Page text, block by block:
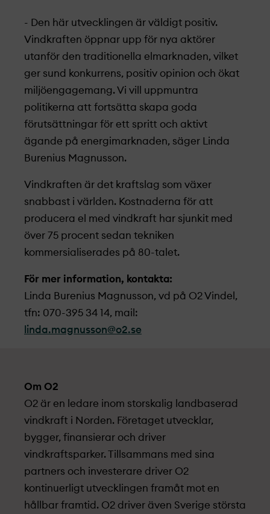
- Den här utvecklingen är väldigt positiv.
Vindkraften öppnar upp för nya aktörer
utanför den traditionella elmarknaden, vilket
ger sund konkurrens, positiv opinion och ökat
miljöengagemang. Vi vill uppmuntra
politikerna att fortsätta skapa goda
förutsättningar för ett spritt och aktivt
ägande på energimarknaden, säger Linda
Burenius Magnusson.
Vindkraften är det kraftslag som växer
snabbast i världen. Kostnaderna för att
producera el med vindkraft har sjunkit med
över 75 procent sedan tekniken
kommersialiserades på 80-talet.
För mer information, kontakta:
Linda Burenius Magnusson, vd på O2 Vindel,
tfn: 070-395 34 14, mail:
linda.magnusson@o2.se
Om O2
O2 är en ledare inom storskalig landbaserad
vindkraft i Norden. Företaget utvecklar,
bygger, finansierar och driver
vindkraftsparker. Tillsammans med sina
partners och investerare driver O2
kontinuerligt utvecklingen framåt mot en
hållbar framtid. O2 driver även Sverige största